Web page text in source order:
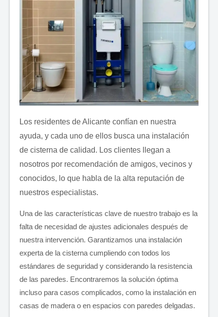
Los residentes de Alicante confían en nuestra
ayuda, y cada uno de ellos busca una instalación
de cisterna de calidad. Los clientes llegan a
nosotros por recomendación de amigos, vecinos y
conocidos, lo que habla de la alta reputación de
nuestros especialistas.
Una de las características clave de nuestro trabajo es la
falta de necesidad de ajustes adicionales después de
nuestra intervención. Garantizamos una instalación
experta de la cisterna cumpliendo con todos los
estándares de seguridad y considerando la resistencia
de las paredes. Encontraremos la solución óptima
incluso para casos complicados, como la instalación en
casas de madera o en espacios con paredes delgadas.